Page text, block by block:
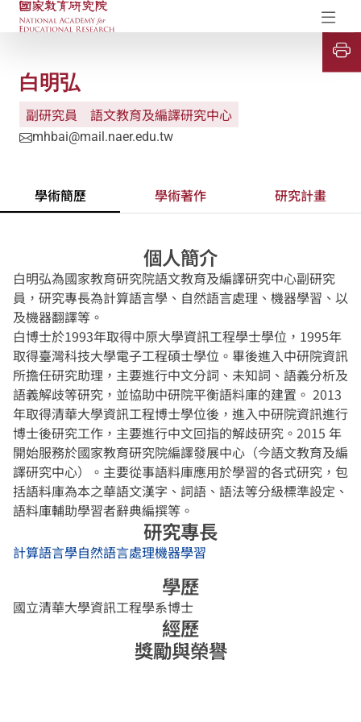
國家教育研究院-研究成果典藏庫
白明弘
副研究員 語文教育及編譯研究中心
mhbai@mail.naer.edu.tw
學術簡歷 學術著作 研究計畫
個人簡介
白明弘為國家教育研究院語文教育及編譯研究中心副研究
員，研究專長為計算語言學、自然語言處理、機器學習、以
及機器翻譯等。
白博士於1993年取得中原大學資訊工程學士學位，1995年
取得臺灣科技大學電子工程碩士學位。畢後進入中研院資訊
所擔任研究助理，主要進行中文分詞、未知詞、語義分析及
語義解歧等研究，並協助中研院平衡語料庫的建置。 2013
年取得清華大學資訊工程博士學位後，進入中研院資訊進行
博士後研究工作，主要進行中文回指的解歧研究。2015 年
開始服務於國家教育研究院編譯發展中心（今語文教育及編
譯研究中心）。主要從事語料庫應用於學習的各式研究，包
括語料庫為本之華語文漢字、詞語、語法等分級標準設定、
語料庫輔助學習者辭典編撰等。
研究專長
計算語言學自然語言處理機器學習
學歷
國立清華大學資訊工程學系博士
經歷
獎勵與榮譽